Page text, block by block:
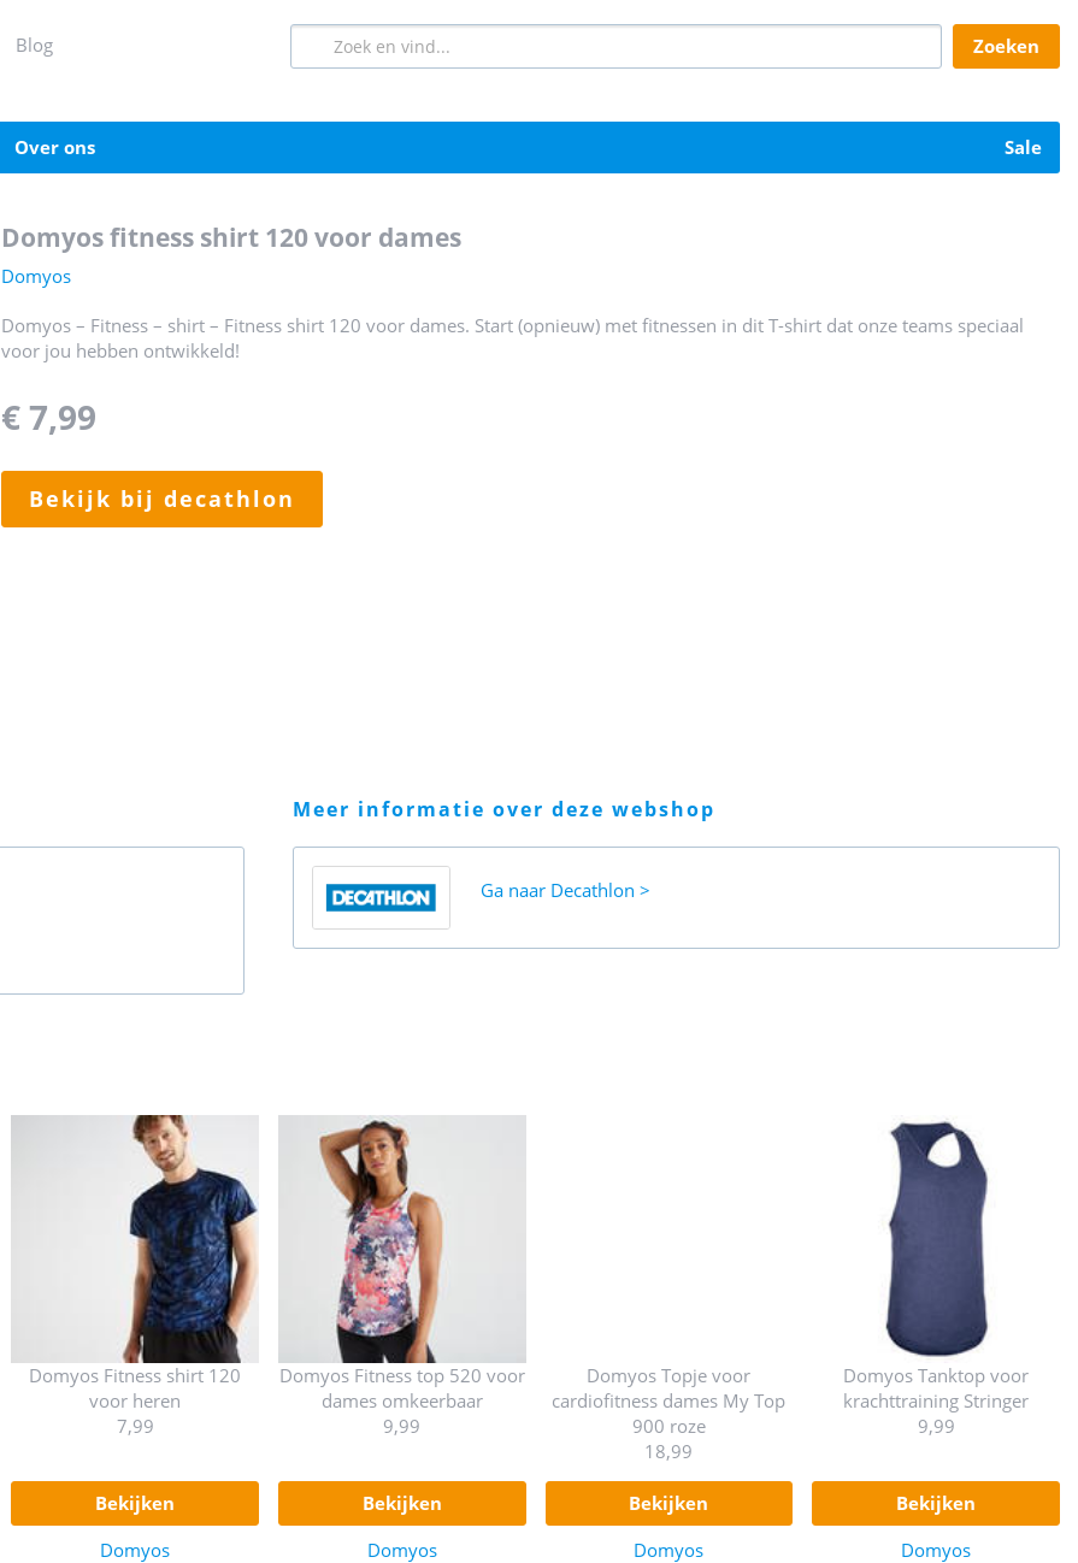
blog zoeken
over ons sale
domyos fitness shirt 120 voor dames
Domyos
Domyos – Fitness – shirt – Fitness shirt 120 voor dames. Start (opnieuw) met fitnessen in dit T-shirt dat onze teams speciaal
voor jou hebben ontwikkeld!
€ 7,99
bekijk bij decathlon
meer informatie over deze webshop
Ga naar Decathlon
Domyos Fitness shirt 120
voor heren
7,99
bekijken
Domyos
Domyos Fitness top 520 voor
dames omkeerbaar
9,99
bekijken
Domyos
Domyos Topje voor
cardiofitness dames My Top
900 roze
18,99
bekijken
Domyos
Domyos Tanktop voor
krachttraining Stringer
9,99
bekijken
Domyos